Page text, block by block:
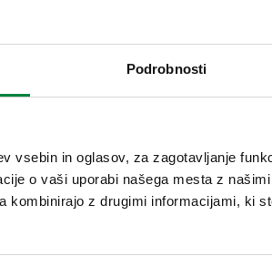
Podrobnosti
vsebin in oglasov, za zagotavljanje
o vaši uporabi našega mesta z
kombinirajo z drugimi informacijami, ki
ZAŠČITITE
iStop®,
iStop® je
pred
zmrzovanju.
Več o